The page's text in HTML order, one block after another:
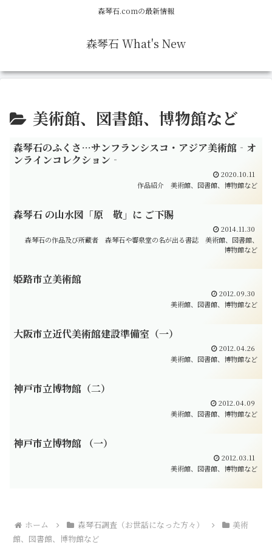
森琴石.comの最新情報
森琴石 What's New
美術館、図書館、博物館など
森琴石のふくさ…サンフランシスコ・アジア美術館‐オ
ンラインコレクション‐
2020.10.11
作品紹介
美術館、図書館、博物館など
森琴石 の山水図「原 敬」に ご下賜
2014.11.30
森琴石の作品及び所蔵者
森琴石や響泉堂の名が出る書誌
美術館、図書館、
博物館など
姫路市立美術館
2012.09.30
美術館、図書館、博物館など
大阪市立近代美術館建設準備室（一）
2012.04.26
美術館、図書館、博物館など
神戸市立博物館（二）
2012.04.09
美術館、図書館、博物館など
神戸市立博物館 （一）
2012.03.11
美術館、図書館、博物館など
ホーム 森琴石調査（お世話になった方々）
美術
館、図書館、博物館など